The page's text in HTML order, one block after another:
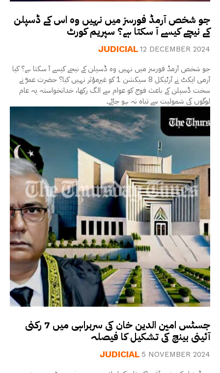
جو شخص آرمڈ فورسز میں نہیں وہ اس کے ڈسپلن
کے نیچے کیسے آ سکتا ہے؟ سپریم کورٹ
JUDICIAL 12 DECEMBER 2024
جو شخص آرمڈ فورسز میں نہیں وہ ڈسپلن کے نیچے کیسے آ سکتا ہے؟ کیا
آرمی ایکٹ نے آرٹیکل 8 سیکشن 1 کو غیرمؤثر نہیں کیا؟ حضرت عمرؓ نے
سخت ڈسپلن کے باعث فوج کو عوام سے الگ رکھا، خدانخواستہ یہ عام
لوگوں کی شمولیت سے تباہ نہ ہو جائے۔
جسٹس امین الدین خان کی سربراہی میں 7 رکنی
آئینی بینچ کی تشکیل کا فیصلہ
JUDICIAL 5 NOVEMBER 2024